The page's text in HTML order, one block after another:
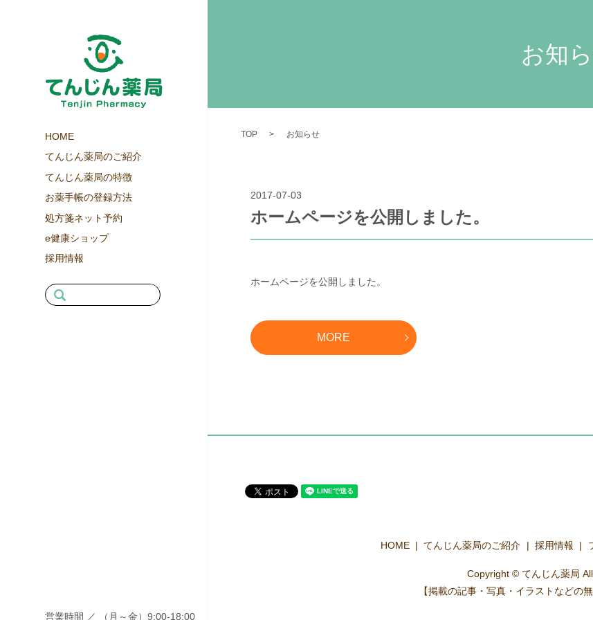
HOME
てんじん薬局のご紹介
てんじん薬局の特徴
お薬手帳の登録方法
処方箋ネット予約
e健康ショップ
採用情報
営業時間 ／ （月～金）9:00-18:00
お知
TOP お知らせ
2017-07-03
ホームページを公開しました。
ホームページを公開しました。
MORE
HOME てんじん薬局のご紹介 採用情報
Copyright © てんじん薬局
【掲載の記事・写真・イラストなどの